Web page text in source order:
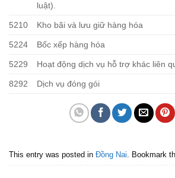
luật).
5210 Kho bãi và lưu giữ hàng hóa
5224 Bốc xếp hàng hóa
5229 Hoạt động dịch vụ hỗ trợ khác liên
8292 Dịch vụ đóng gói
This entry was posted in Đồng Nai . Bookmark